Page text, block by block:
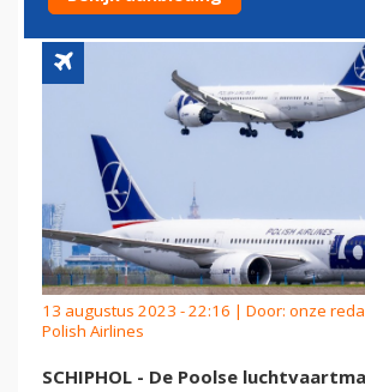
13 augustus 2023 - 22:16 | Door: onze
Polish Airlines
SCHIPHOL - De Poolse